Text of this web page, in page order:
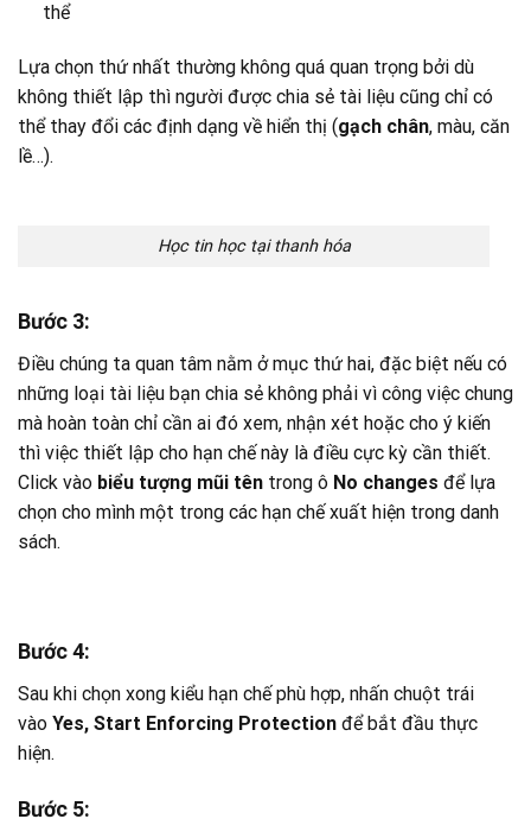
thể
Lựa chọn thứ nhất thường không quá quan trọng bởi dù
không thiết lập thì người được chia sẻ tài liệu cũng chỉ có
thể thay đổi các định dạng về hiển thị (gạch chân, màu, căn
lề…).
Học tin học tại thanh hóa
Bước 3:
Điều chúng ta quan tâm nằm ở mục thứ hai, đặc biệt nếu có
những loại tài liệu bạn chia sẻ không phải vì công việc chung
mà hoàn toàn chỉ cần ai đó xem, nhận xét hoặc cho ý kiến
thì việc thiết lập cho hạn chế này là điều cực kỳ cần thiết.
Click vào biểu tượng mũi tên trong ô No changes để lựa
chọn cho mình một trong các hạn chế xuất hiện trong danh
sách.
Bước 4:
Sau khi chọn xong kiểu hạn chế phù hợp, nhấn chuột trái
vào Yes, Start Enforcing Protection để bắt đầu thực
hiện.
Bước 5: